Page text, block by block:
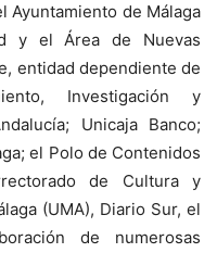
Ayuntamiento de Málaga
y el Área de Nuevas
entidad dependiente de
Investigación y
Unicaja Banco;
el Polo de Contenidos
de Cultura y
(UMA), Diario Sur, el
de numerosas